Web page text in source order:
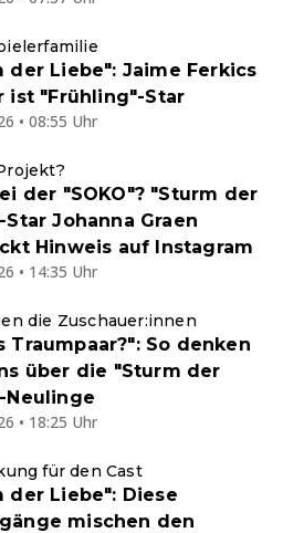
der Liebe": Jaime Ferkics
ist "Frühling"-Star
• 08:55 Uhr
der "SOKO"? "Sturm der
Star Johanna Graen
Hinweis auf Instagram
• 14:35 Uhr
die Zuschauer:innen
Traumpaar?": So denken
über die "Sturm der
Neulinge
• 18:25 Uhr
für den Cast
der Liebe": Diese
mischen den